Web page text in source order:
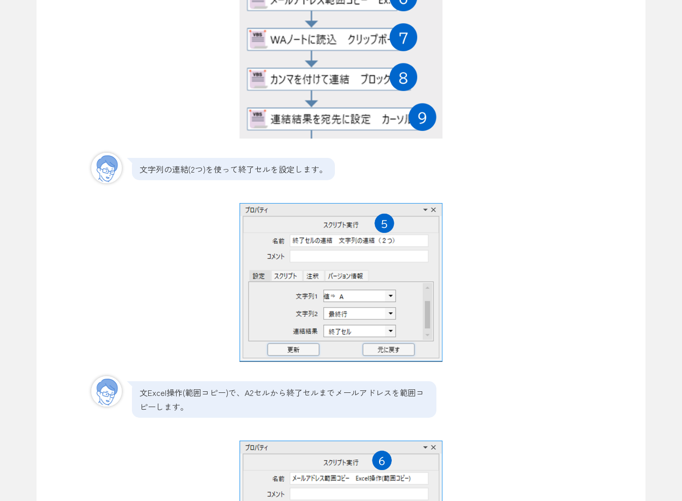
文字列の連結(2つ)を使って終了セルを設定します。
文Excel操作(範囲コピー)で、A2セルから終了セルまでメールアドレスを範囲コ
ピーします。